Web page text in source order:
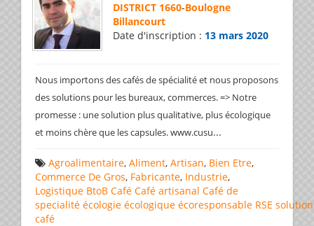
DISTRICT 1660-Boulogne
Billancourt
Date d'inscription : 13 mars 2020
Nous importons des cafés de spécialité et nous proposons
des solutions pour les bureaux, commerces. => Notre
promesse : une solution plus qualitative, plus écologique
et moins chère que les capsules. www.cusu...
Agroalimentaire, Aliment, Artisan, Bien Etre,
Commerce De Gros, Fabricante, Industrie,
Logistique BtoB Café Café artisanal Café de
specialité écologie écologique écoresponsable RSE solution
café